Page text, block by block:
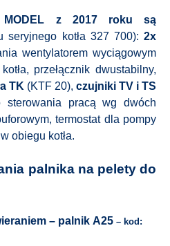
MODEL z 2017 roku są
seryjnego kotła 327 700): 2x
wentylatorem wyciągowym
przełącznik dwustabilny,
TK (KTF 20), czujniki TV i TS
pracą wg dwóch
termostat dla pompy
obiegu kotła.
palnika na pelety do
– palnik A25 – kod: